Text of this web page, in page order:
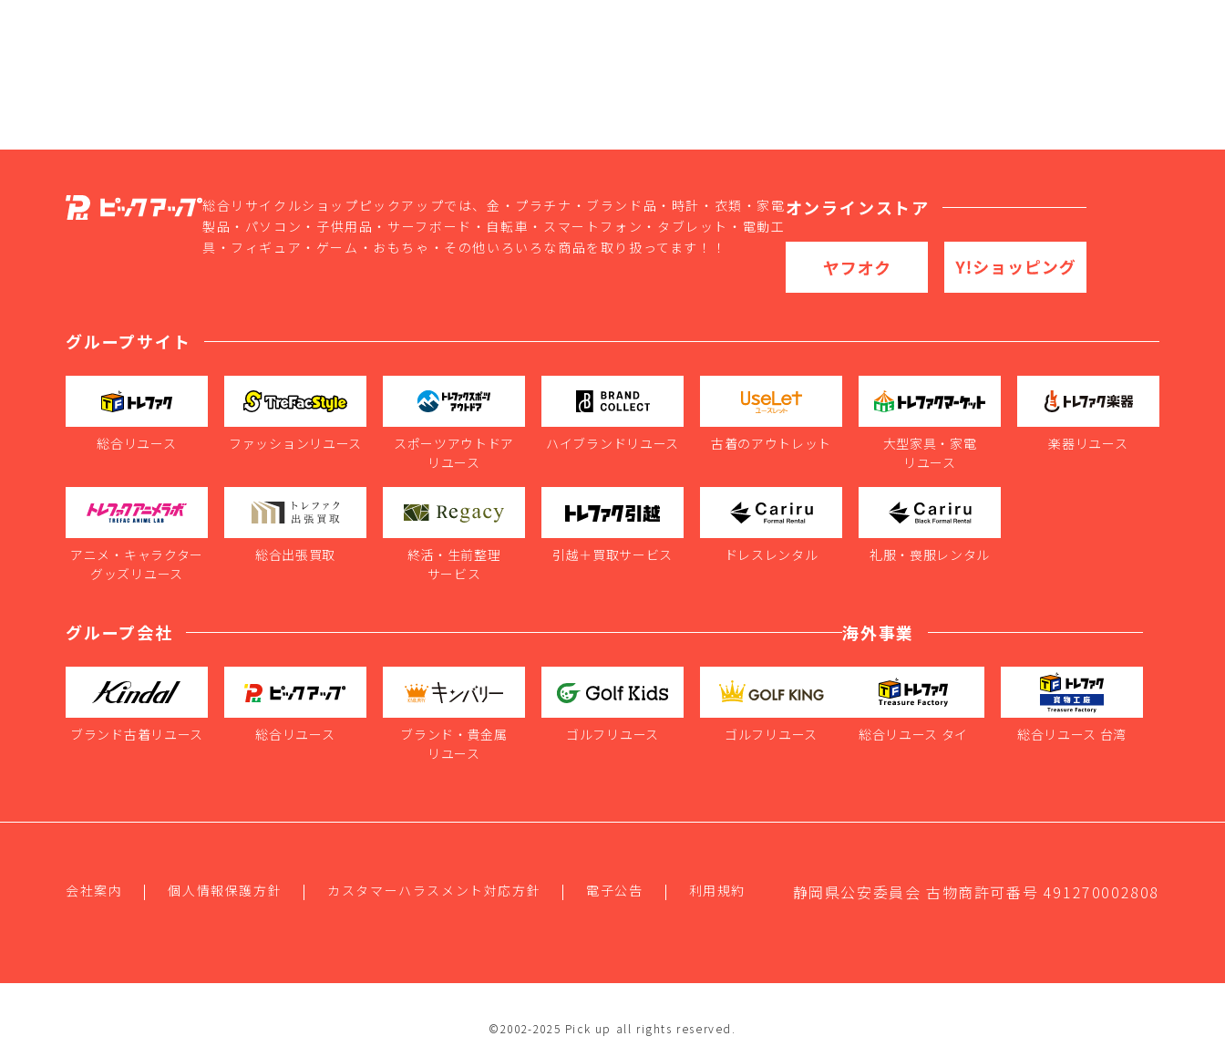
総合リサイクルショップピックアップでは、金・プラチナ・ブランド品・時計・衣類・家電
製品・パソコン・子供用品・サーフボード・自転車・スマートフォン・タブレット・電動工
具・フィギュア・ゲーム・おもちゃ・その他いろいろな商品を取り扱ってます！！
オンラインストア
グループサイト
総合リユース ファッションリユース
スポーツアウトドア
リユース
ハイブランドリユース 古着のアウトレット
大型家具・家電
リユース
楽器リユース
アニメ・キャラクター
グッズリユース
総合出張買取
終活・生前整理
サービス
引越＋買取サービス ドレスレンタル 礼服・喪服レンタル
グループ会社
ブランド古着リユース 総合リユース
ブランド・貴金属
リユース
ゴルフリユース ゴルフリユース
海外事業
総合リユース タイ 総合リユース 台湾
会社案内 個人情報保護方針 カスタマーハラスメント対応方針 電子公告 利用規約 静岡県公安委員会 古物商許可番号 491270002808
©2002-2025 Pick up all rights reserved.